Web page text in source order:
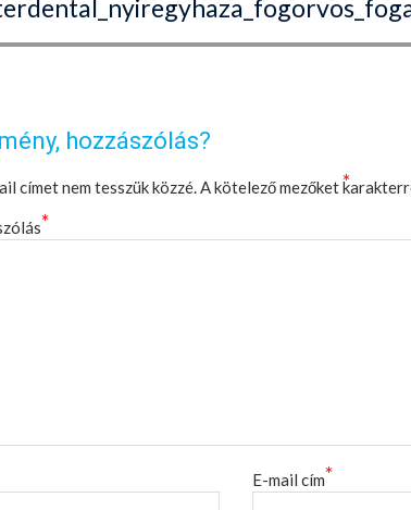
hozzászólás?
címet nem tesszük közzé.A kötelező mezőket*
*
E-mail cím*